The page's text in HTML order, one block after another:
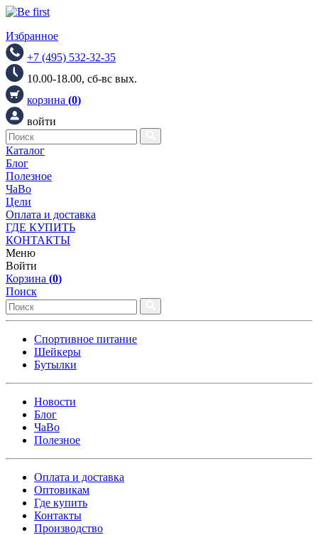
Избранное
+7 (495) 532-32-35
10.00-18.00, сб-вс вых.
корзина (0)
войти
Каталог
Блог
Полезное
ЧаВо
Цели
Оплата и доставка
ГДЕ КУПИТЬ
КОНТАКТЫ
Меню
Войти
Корзина (0)
Поиск
Спортивное питание
Шейкеры
Бутылки
Новости
Блог
ЧаВо
Полезное
Оплата и доставка
Оптовикам
Где купить
Контакты
Производство